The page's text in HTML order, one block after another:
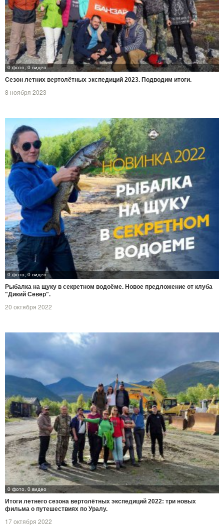
0 фото, 0 видео
Сезон летних вертолётных экспедиций 2023. Подводим итоги.
8 ноября 2023
0 фото, 0 видео
Рыбалка на щуку в секретном водоёме. Новое предложение от клуба
"Дикий Север".
20 октября 2022
0 фото, 0 видео
Итоги летнего сезона вертолётных экспедиций 2022: три новых
фильма о путешествиях по Уралу.
17 октября 2022